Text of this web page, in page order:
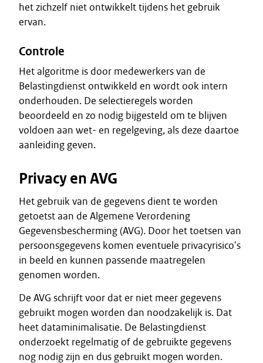
het zichzelf niet ontwikkelt tijdens het gebruik
ervan.
Controle
Het algoritme is door medewerkers van de
Belastingdienst ontwikkeld en wordt ook intern
onderhouden. De selectieregels worden
beoordeeld en zo nodig bijgesteld om te blijven
voldoen aan wet- en regelgeving, als deze daartoe
aanleiding geven.
Privacy en AVG
Het gebruik van de gegevens dient te worden
getoetst aan de Algemene Verordening
Gegevensbescherming (AVG). Door het toetsen van
persoonsgegevens komen eventuele privacyrisico's
in beeld en kunnen passende maatregelen
genomen worden.
De AVG schrijft voor dat er niet meer gegevens
gebruikt mogen worden dan noodzakelijk is. Dat
heet dataminimalisatie. De Belastingdienst
onderzoekt regelmatig of de gebruikte gegevens
nog nodig zijn en dus gebruikt mogen worden.